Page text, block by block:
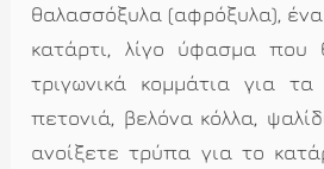
θαλασσόξυλα (αφρόξυλα), ένα
κατάρτι, λίγο ύφασμα
τριγωνικά κομμάτια για
πετονιά, βελόνα κόλλα,
ανοίξετε τρύπα για το